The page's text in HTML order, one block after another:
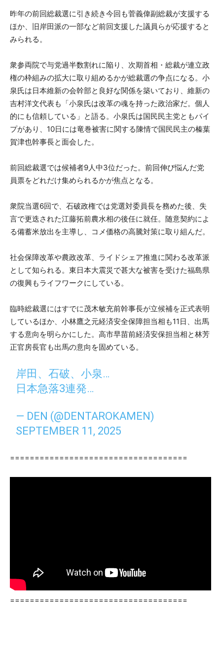
昨年の前回総裁選に引き続き今回も菅義偉副総裁が支援する
ほか、旧岸田派の一部など前回支援した議員らが応援すると
みられる。
衆参両院で与党過半数割れに陥り、次期首相・総裁が連立政
権の枠組みの拡大に取り組めるかが総裁選の争点になる。小
泉氏は日本維新の会幹部と良好な関係を築いており、維新の
吉村洋文代表も「小泉氏は改革の魂を持った政治家だ。個人
的にも信頼している」と語る。小泉氏は国民民主党ともパイ
プがあり、10日には竜巻被害に関する陳情で国民民主の榛葉
賀津也幹事長と面会した。
前回総裁選では候補者9人中3位だった。前回伸び悩んだ党
員票をどれだけ集められるかが焦点となる。
衆院当選6回で、石破政権では党選対委員長を務めた後、失
言で更迭された江藤拓前農水相の後任に就任。随意契約によ
る備蓄米放出を主導し、コメ価格の高騰対策に取り組んだ。
社会保障改革や農政改革、ライドシェア推進に関わる改革派
として知られる。東日本大震災で甚大な被害を受けた福島県
の復興もライフワークにしている。
臨時総裁選にはすでに茂木敏充前幹事長が立候補を正式表明
しているほか、小林鷹之元経済安全保障担当相も11日、出馬
する意向を明らかにした。高市早苗前経済安保担当相と林芳
正官房長官も出馬の意向を固めている。
岸田、石破、小泉…
日本急落3連発…
— DEN (@DENTAROKAMEN)
SEPTEMBER 11, 2025
====================================
====================================